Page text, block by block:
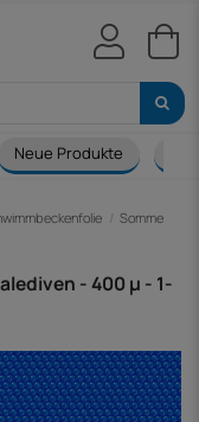
Neue Produkte
- 400 µ - 1-